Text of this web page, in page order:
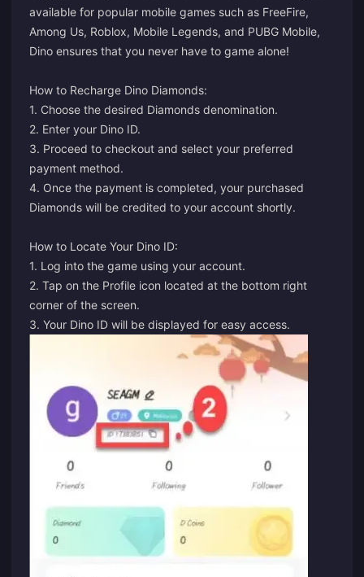
available for popular mobile games such as FreeFire,
Among Us, Roblox, Mobile Legends, and PUBG Mobile,
Dino ensures that you never have to game alone!
How to Recharge Dino Diamonds:
1. Choose the desired Diamonds denomination.
2. Enter your Dino ID.
3. Proceed to checkout and select your preferred
payment method.
4. Once the payment is completed, your purchased
Diamonds will be credited to your account shortly.
How to Locate Your Dino ID:
1. Log into the game using your account.
2. Tap on the Profile icon located at the bottom right
corner of the screen.
3. Your Dino ID will be displayed for easy access.